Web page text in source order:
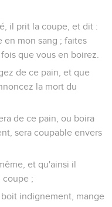
il prit la coupe, et dit :
en mon sang ; faites
que vous en boirez.
de ce pain, et que
la mort du
de ce pain, ou boira
sera coupable envers
et qu'ainsi il
coupe ;
indignement, mange